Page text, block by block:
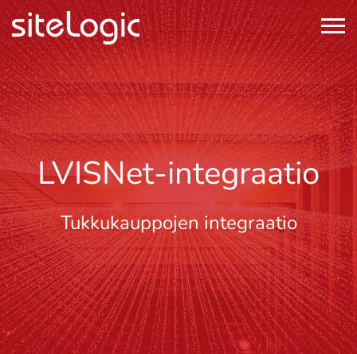
LVISNet-integraatio
Tukkukauppojen integraatio